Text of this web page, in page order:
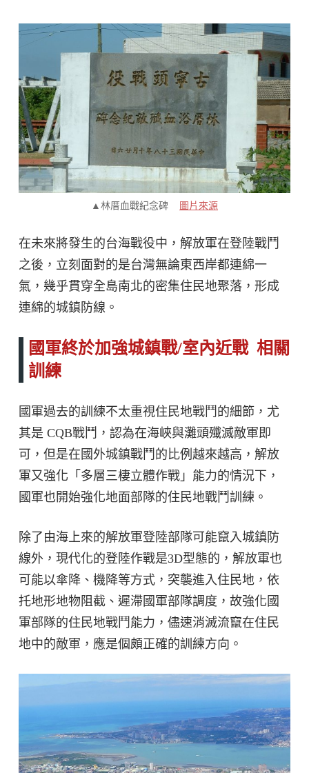
▲林厝血戰紀念碑 圖片來源
在未來將發生的台海戰役中，解放軍在登陸戰鬥
之後，立刻面對的是台灣無論東西岸都連綿一
氣，幾乎貫穿全島南北的密集住民地聚落，形成
連綿的城鎮防線。
國軍終於加強城鎮戰/室內近戰 相關
訓練
國軍過去的訓練不太重視住民地戰鬥的細節，尤
其是 CQB戰鬥，認為在海峽與灘頭殲滅敵軍即
可，但是在國外城鎮戰鬥的比例越來越高，解放
軍又強化「多層三棲立體作戰」能力的情況下，
國軍也開始強化地面部隊的住民地戰鬥訓練。
除了由海上來的解放軍登陸部隊可能竄入城鎮防
線外，現代化的登陸作戰是3D型態的，解放軍也
可能以傘降、機降等方式，突襲進入住民地，依
托地形地物阻截、遲滯國軍部隊調度，故強化國
軍部隊的住民地戰鬥能力，儘速消滅流竄在住民
地中的敵軍，應是個頗正確的訓練方向。